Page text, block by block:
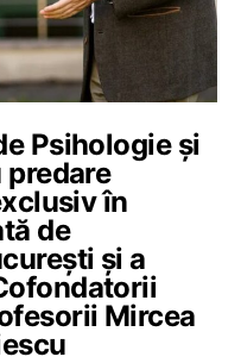
Psihologie și
în
de
și a
Mircea